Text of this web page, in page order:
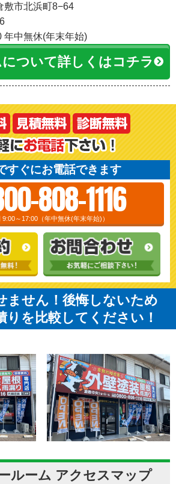
敷市北浜町8−64
年中無休(年末年始)
ついて詳しくはコチラ
すぐにお電話できます
808-1116
9:00～17:00（年中無休(年末年始)）
ません！後悔しないため
りを比較してください！
ルーム アクセスマップ